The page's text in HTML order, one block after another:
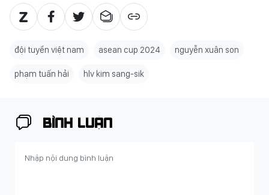
đội tuyển việt nam asean cup 2024 nguyễn xuân son
phạm tuấn hải hlv kim sang-sik
BÌNH LUẬN